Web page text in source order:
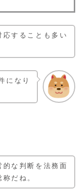
応することも多い
になり
的な判断を法務面
だね。